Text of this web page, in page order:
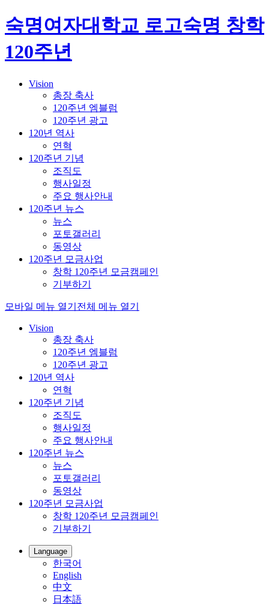
숙명여자대학교 로고숙명 창학
120주년
Vision
총장 축사
120주년 엠블럼
120주년 광고
120년 역사
연혁
120주년 기념
조직도
행사일정
주요 행사안내
120주년 뉴스
뉴스
포토갤러리
동영상
120주년 모금사업
창학 120주년 모금캠페인
기부하기
모바일 메뉴 열기 전체 메뉴 열기
Vision
총장 축사
120주년 엠블럼
120주년 광고
120년 역사
연혁
120주년 기념
조직도
행사일정
주요 행사안내
120주년 뉴스
뉴스
포토갤러리
동영상
120주년 모금사업
창학 120주년 모금캠페인
기부하기
Language
한국어
English
中文
日本語